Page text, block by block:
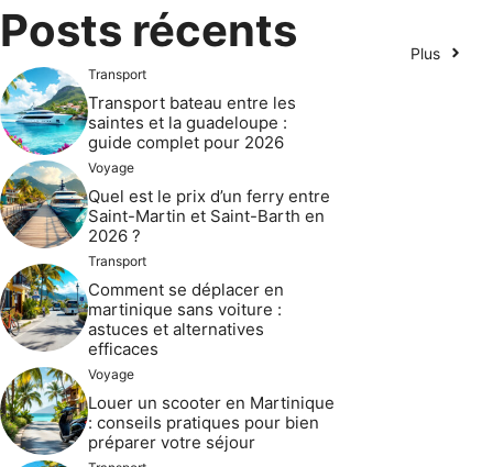
Posts récents Plus
Transport
Transport bateau entre les
saintes et la guadeloupe :
guide complet pour 2026
Voyage
Quel est le prix d’un ferry entre
Saint-Martin et Saint-Barth en
2026 ?
Transport
Comment se déplacer en
martinique sans voiture :
astuces et alternatives
efficaces
Voyage
Louer un scooter en Martinique
: conseils pratiques pour bien
préparer votre séjour